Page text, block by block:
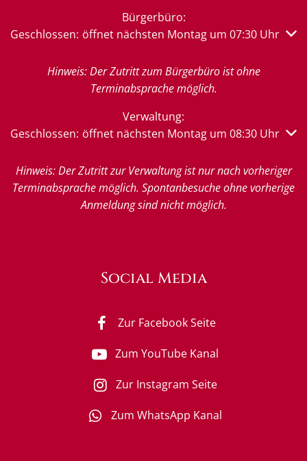
Bürgerbüro:
Klicken, um weitere Öffnungs- oder Schließzeiten
Geschlossen: öffnet nächsten Montag um 07:30 Uhr
Hinweis: Der Zutritt zum Bürgerbüro ist ohne
Terminabsprache möglich.
Verwaltung:
Klicken, um weitere Öffnungs- oder Schließzeiten
Geschlossen: öffnet nächsten Montag um 08:30 Uhr
Hinweis: Der Zutritt zur Verwaltung ist nur nach vorheriger
Terminabsprache möglich. Spontanbesuche ohne vorherige
Anmeldung sind nicht möglich.
Social Media
Zur Facebook Seite
Zum YouTube Kanal
Zur Instagram Seite
Zum WhatsApp Kanal